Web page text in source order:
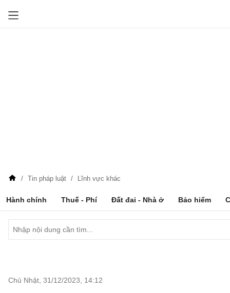
Tin pháp luật Lĩnh vực khác
Hành chính Thuế - Phí Đất đai - Nhà ở Bảo hiểm
Chủ Nhật, 31/12/2023 14:12